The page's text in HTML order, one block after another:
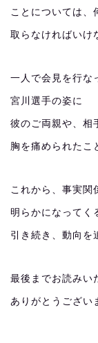
ことについては、
取らなければいけ
一人で会見を行な
宮川選手の姿に
彼のご両親や、相
胸を痛められたこ
これから、事実関
明らかになってく
引き続き、動向を
最後までお読みい
ありがとうござい